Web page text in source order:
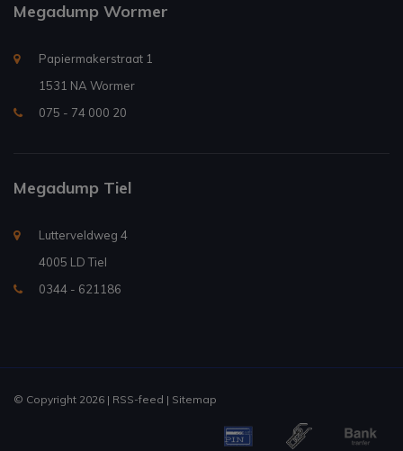
Megadump Wormer
Papiermakerstraat 1
1531 NA Wormer
075 - 74 000 20
Megadump Tiel
Lutterveldweg 4
4005 LD Tiel
0344 - 621186
© Copyright 2026 | RSS-feed | Sitemap